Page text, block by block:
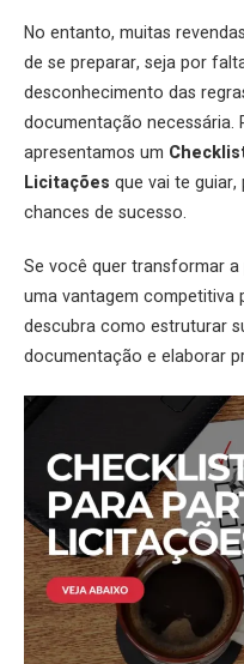
No entanto, muitas
de se preparar, seja por
desconhecimento das
documentação necessária.
apresentamos um
Licitações que vai te
chances de sucesso.
Se você quer transformar
uma vantagem competitiva
descubra como estruturar
documentação e elaborar